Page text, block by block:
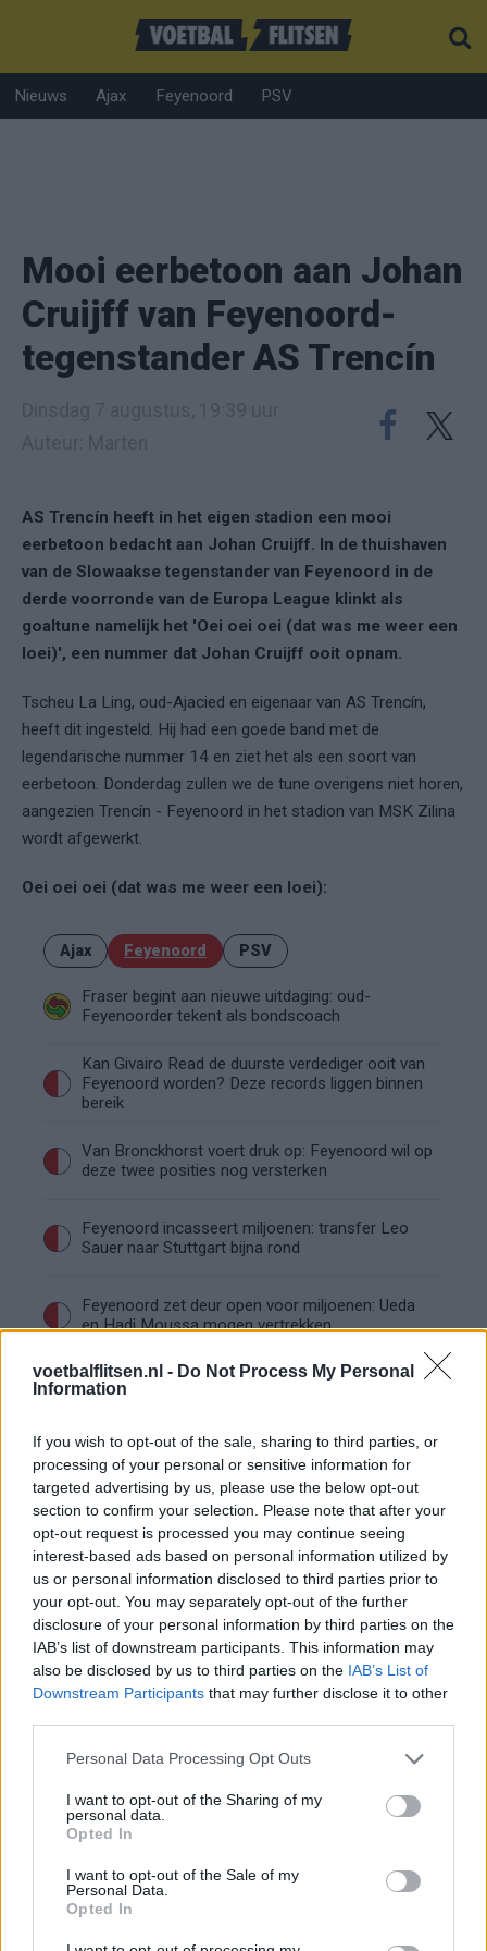
voetbalflitsen.nl - Do Not Process My Personal
Information
If you wish to opt-out of the sale, sharing to third parties, or
processing of your personal or sensitive information for
targeted advertising by us, please use the below opt-out
section to confirm your selection. Please note that after your
opt-out request is processed you may continue seeing
interest-based ads based on personal information utilized by
us or personal information disclosed to third parties prior to
your opt-out. You may separately opt-out of the further
disclosure of your personal information by third parties on the
IAB’s list of downstream participants. This information may
also be disclosed by us to third parties on the IAB’s List of
Downstream Participants that may further disclose it to other
Personal Data Processing Opt Outs
I want to opt-out of the Sharing of my
personal data.
Opted In
I want to opt-out of the Sale of my
Personal Data.
Opted In
Nieuws Ajax Feyenoord PSV
Mooi eerbetoon aan Johan
Cruijff van Feyenoord-
tegenstander AS Trencín
AS Trencín heeft in het eigen stadion een mooi
eerbetoon bedacht aan Johan Cruijff. In de thuishaven
van de Slowaakse tegenstander van Feyenoord in de
derde voorronde van de Europa League klinkt als
goaltune namelijk het 'Oei oei oei (dat was me weer een
loei)', een nummer dat Johan Cruijff ooit opnam.
Tscheu La Ling, oud-Ajacied en eigenaar van AS Trencín,
heeft dit ingesteld. Hij had een goede band met de
legendarische nummer 14 en ziet het als een soort van
eerbetoon. Donderdag zullen we de tune overigens niet horen,
aangezien Trencín - Feyenoord in het stadion van MSK Zilina
wordt afgewerkt.
Oei oei oei (dat was me weer een loei):
Ajax Feyenoord PSV
Fraser begint aan nieuwe uitdaging: oud-
Feyenoorder tekent als bondscoach
Kan Givairo Read de duurste verdediger ooit van
Feyenoord worden? Deze records liggen binnen
bereik
Van Bronckhorst voert druk op: Feyenoord wil op
deze twee posities nog versterken
Feyenoord incasseert miljoenen: transfer Leo
Sauer naar Stuttgart bijna rond
Feyenoord zet deur open voor miljoenen: Ueda
en Hadj Moussa mogen vertrekken
Feyenoord sluit voorbereiding bijna af: dit staat
Shaqueel van Persie ontkracht geruchten over
keuze voor Marokko
Brengt Sporting Portugal Feyenoord in de
problemen rond Hadj Moussa?
Van droomtransfer tot contractontbinding: het
Feyenoord-verhaal van Calvin Stengs
'Hij is weer gewoon mijn vader': Shaqueel
Lille geeft niet op na afwijzing: komt er nieuw
schaamte voel ik nog altijd"
onzekere transferzomer